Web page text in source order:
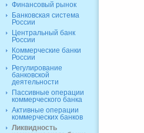
Финансовый рынок
Банковская система
России
Центральный банк
России
Коммерческие банки
России
Регулирование
банковской
деятельности
Пассивные операции
коммерческого банка
Активные операции
коммерческих банков
Ликвидность